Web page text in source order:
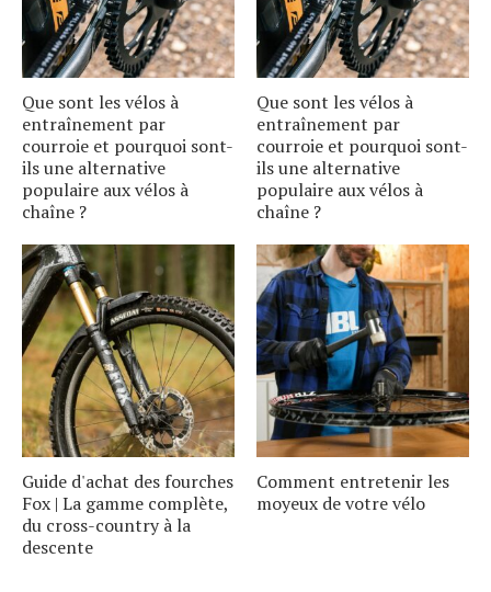
Que sont les vélos à
entraînement par
courroie et pourquoi sont-
ils une alternative
populaire aux vélos à
chaîne ?
Que sont les vélos à
entraînement par
courroie et pourquoi sont-
ils une alternative
populaire aux vélos à
chaîne ?
Guide d'achat des fourches
Fox | La gamme complète,
du cross-country à la
descente
Comment entretenir les
moyeux de votre vélo